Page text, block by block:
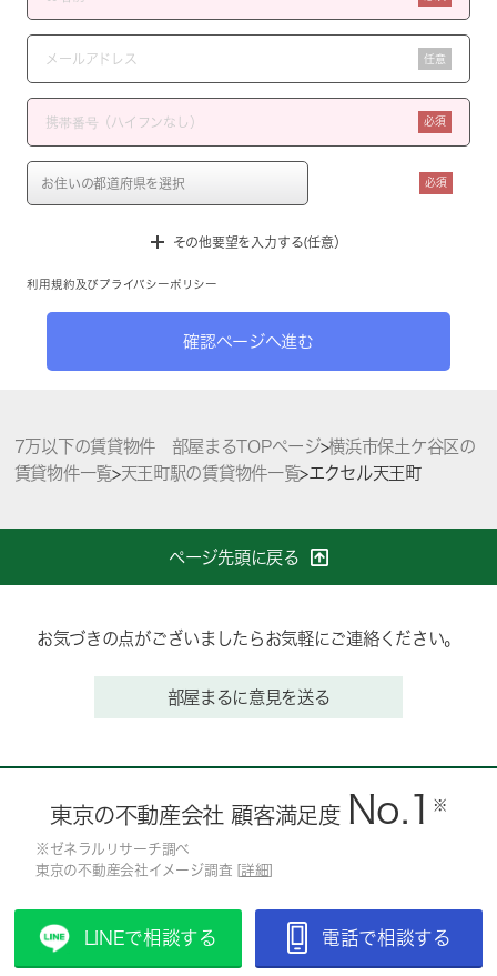
任意
必須
必須
その他要望を入力する(任意）
利用規約 及び プライバシーポリシー
確認ページへ進む
7万以下の賃貸物件 部屋まるTOPページ>横浜市保土ケ谷区の
賃貸物件一覧>天王町駅の賃貸物件一覧>エクセル天王町
ページ先頭に戻る
お気づきの点がございましたらお気軽にご連絡ください。
部屋まるに意見を送る
東京の不動産会社 顧客満足度 No.1 ※
※ゼネラルリサーチ調べ
東京の不動産会社イメージ調査 [ 詳細
LINEで相談する 電話で相談する